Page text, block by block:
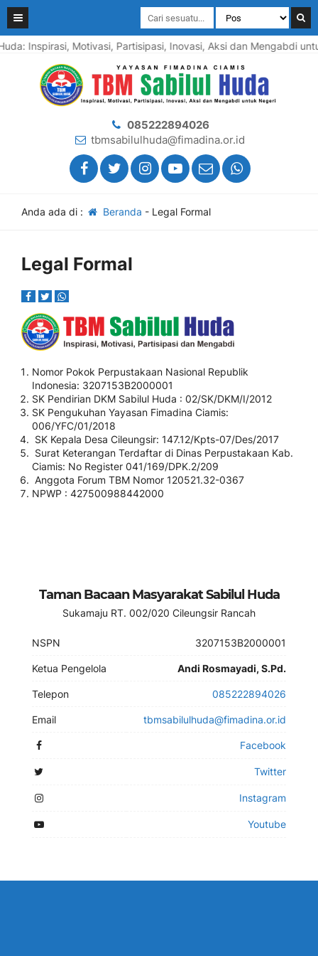
Inspirasi, Motivasi, Partisipasi, Inovasi, Aksi dan Mengabdi
085222894026
tbmsabilulhuda@fimadina.or.id
Anda ada di : Beranda - Legal Formal
Legal Formal
Nomor Pokok Perpustakaan Nasional Republik
Indonesia: 3207153B2000001
SK Pendirian DKM Sabilul Huda : 02/SK/DKM/I/2012
SK Pengukuhan Yayasan Fimadina Ciamis:
006/YFC/01/2018
SK Kepala Desa Cileungsir: 147.12/Kpts-07/Des/2017
Surat Keterangan Terdaftar di Dinas Perpustakaan Kab.
Ciamis: No Register 041/169/DPK.2/209
Anggota Forum TBM Nomor 120521.32-0367
NPWP : 427500988442000
Taman Bacaan Masyarakat Sabilul Huda
Sukamaju RT. 002/020 Cileungsir Rancah
NSPN 3207153B2000001
Ketua Pengelola Andi Rosmayadi, S.Pd.
Telepon 085222894026
Email tbmsabilulhuda@fimadina.or.id
Facebook
Twitter
Instagram
Youtube